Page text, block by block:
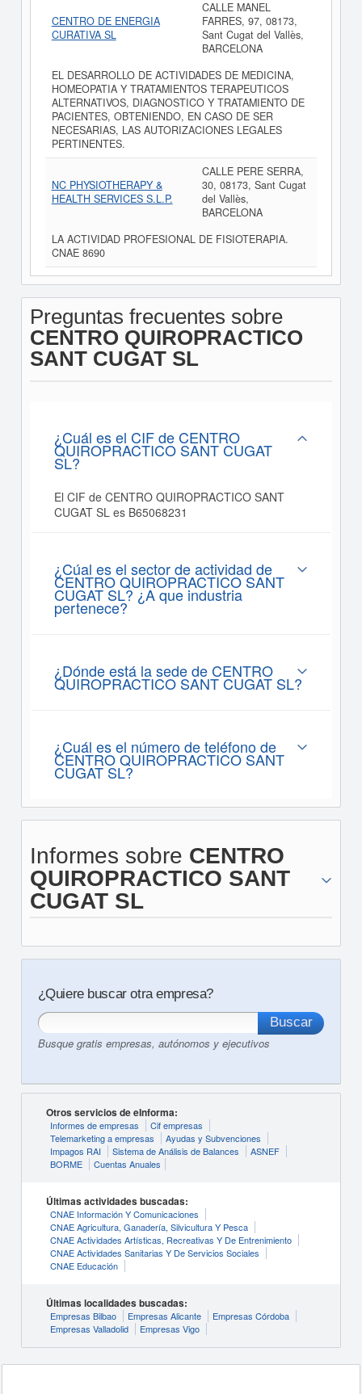
CENTRO DE ENERGIA
CURATIVA SL
CALLE MANEL
FARRES, 97, 08173,
Sant Cugat del Vallès,
BARCELONA
EL DESARROLLO DE ACTIVIDADES DE MEDICINA,
HOMEOPATIA Y TRATAMIENTOS TERAPEUTICOS
ALTERNATIVOS, DIAGNOSTICO Y TRATAMIENTO DE
PACIENTES, OBTENIENDO, EN CASO DE SER
NECESARIAS, LAS AUTORIZACIONES LEGALES
PERTINENTES.
NC PHYSIOTHERAPY &
HEALTH SERVICES S.L.P.
CALLE PERE SERRA,
30, 08173, Sant Cugat
del Vallès,
BARCELONA
LA ACTIVIDAD PROFESIONAL DE FISIOTERAPIA.
CNAE 8690
Preguntas frecuentes sobre
CENTRO QUIROPRACTICO
SANT CUGAT SL
¿Cuál es el CIF de CENTRO
QUIROPRACTICO SANT CUGAT
SL?
El CIF de CENTRO QUIROPRACTICO SANT
CUGAT SL es B65068231
¿Cúal es el sector de actividad de
CENTRO QUIROPRACTICO SANT
CUGAT SL? ¿A que industria
pertenece?
¿Dónde está la sede de CENTRO
QUIROPRACTICO SANT CUGAT SL?
¿Cuál es el número de teléfono de
CENTRO QUIROPRACTICO SANT
CUGAT SL?
Informes sobre CENTRO
QUIROPRACTICO SANT
CUGAT SL
¿Quiere buscar otra empresa?
Busque gratis empresas, autónomos y ejecutivos
Otros servicios de eInforma:
Informes de empresas
Cif empresas
Telemarketing a empresas
Ayudas y Subvenciones
Impagos RAI
Sistema de Análisis de Balances
ASNEF
BORME
Cuentas Anuales
Últimas actividades buscadas:
CNAE Información Y Comunicaciones
CNAE Agricultura, Ganadería, Silvicultura Y Pesca
CNAE Actividades Artísticas, Recreativas Y De Entrenimiento
CNAE Actividades Sanitarias Y De Servicios Sociales
CNAE Educación
Últimas localidades buscadas:
Empresas Bilbao Empresas Alicante
Empresas Córdoba
Empresas Valladolid
Empresas Vigo